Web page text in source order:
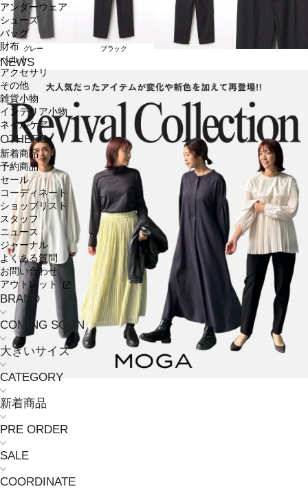
アンダーウェア
シューズ
バッグ
財布
ベルト
アクセサリ
その他
雑貨小物
インテリア小物
ネイルケア
OTHERS
新着商品
予約商品
セール
コーディネート
ショップリスト
スタッフ
ニュース
ジャーナル
よくある質問
お問い合わせ
アウトレット
BRAND
COMING SOON
大きいサイズ
CATEGORY
新着商品
PRE ORDER
SALE
COORDINATE
グレー ブラック
NEWS